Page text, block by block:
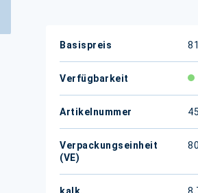
Weitere
Basispreis
Verfügbarkeit
Artikelnummer
Verpackungseinheit
(VE)